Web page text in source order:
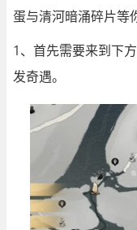
蛋与清河暗涌碎片等
1、首先需要来到下
发奇遇。